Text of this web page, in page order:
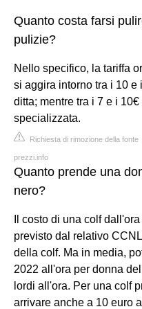
Quanto costa farsi
pulizie?
Nello specifico, la tariffa
si aggira intorno tra i 10 e
ditta; mentre tra i 7 e i
specializzata.
Richiesta di rimozione della fonte
prezzi.info
Quanto prende una
nero?
Il costo di una colf
previsto dal relativo
della colf. Ma in media,
2022 all'ora per donna
lordi all'ora. Per una colf
arrivare anche a 10 euro